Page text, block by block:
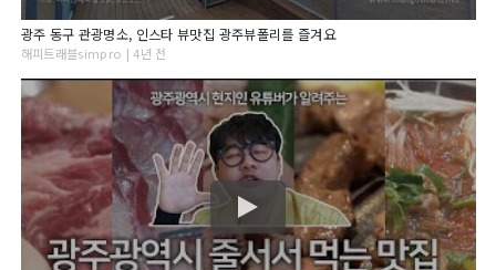
광주 동구 관광명소, 인스타 뷰맛집 광주뷰폴리를 즐겨요
해피트래블simpro | 4년 전